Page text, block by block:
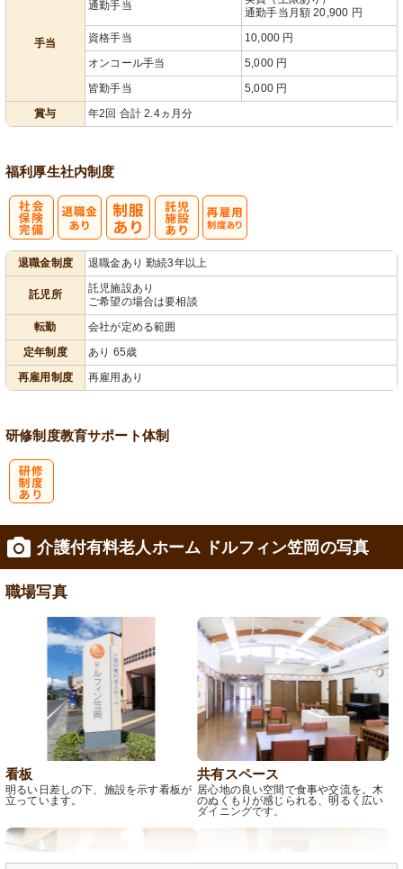
手当
通勤手当
通勤手当月額 20,900 円
資格手当
10,000 円
オンコール手当
5,000 円
皆勤手当
5,000 円
賞与
年2回 合計 2.4ヵ月分
福利厚生社内制度
退職金制度 退職金あり 勤続3年以上
託児所
託児施設あり
ご希望の場合は要相談
転勤
会社が定める範囲
定年制度
あり 65歳
再雇用制度
再雇用あり
研修制度教育サポート体制
介護付有料老人ホーム ドルフィン笠岡の写真
職場写真
看板
明るい日差しの下、施設を示す看板が
立っています。
共有スペース
居心地の良い空間で食事や交流を。木
のぬくもりが感じられる、明るく広い
ダイニングです。